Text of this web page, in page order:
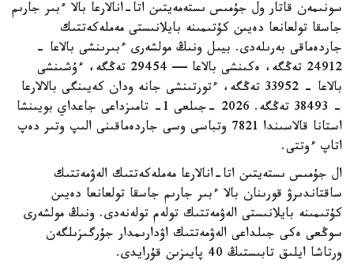
سونىمەن قاتار ول جۇمىس ىستەمەيتىن اتا-انالارعا بالا ءبىر جارىم
جاسقا تولعانعا دەيىن كۇتىمىنە بايلانىستى مەملەكەتتىك
جاردەماقى بەرىلەدى. بيىل ونىڭ مولشەرى ءبىرىنشى بالاعا -
24912 تەڭگە، ەكىنشى بالاعا — 29454 تەڭگە، ءۇشىنشى
بالاعا - 33952 تەڭگە، ءتورتىنشى جانە ودان كەيىنگى بالالارعا
- 38493 تەڭگە. 2026 -جىلعى 1- تامىزداعى جاعداي بويىنشا
استانا قالاسىندا 7821 وتباسى وسى جاردەماقىنى الىپ وتىر دەپ
اتاپ ءوتتى.
ال جۇمىس ىستەيتىن اتا-انالارعا مەملەكەتتىك الەۋمەتتىك
ساقتاندىرۋ قورىنان بالا ءبىر جارىم جاسقا تولعانعا دەيىن
كۇتىمىنە بايلانىستى الەۋمەتتىك تولەم تولەنەدى. ونىڭ مولشەرى
سوڭعى ەكى جىلداعى الەۋمەتتىك اۋدارىمدار جۇرگىزىلگەن
ورتاشا ايلىق تابىستىڭ 40 پايىزىن قۇرايدى.